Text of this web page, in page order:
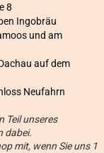
8
Ingobräu
und am
auf dem
Neufahrn
Teil unseres
dabei.
mit, wenn Sie uns 1